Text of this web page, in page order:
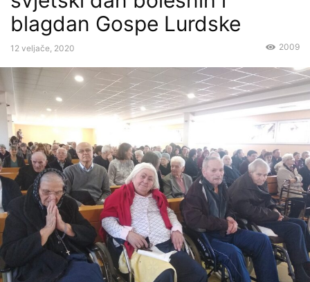
blagdan Gospe Lurdske
12 veljače, 2020 2009